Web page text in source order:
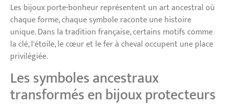
Les bijoux porte-bonheur représentent un art ancestral où
chaque forme, chaque symbole raconte une histoire
unique. Dans la tradition française, certains motifs comme
la clé, l'étoile, le cœur et le fer à cheval occupent une place
privilégiée.
Les symboles ancestraux
transformés en bijoux protecteurs